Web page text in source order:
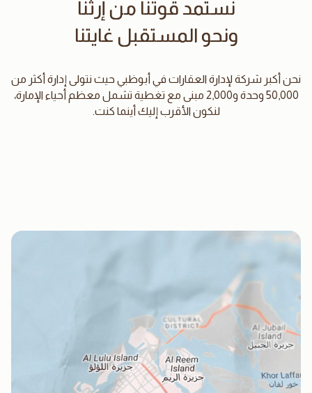
نستمد قوتنا من إرثنا
ونحو المستقبل غايتنا
نحن أكبر شركة لإدارة العقارات في أبوظبي حيث نتولى إدارة أكثر من
50,000 وحدة و2,000 مبنى مع تغطية تشمل معظم أحياء الإمارة،
لنكون الأقرب إليك أينما كنت.